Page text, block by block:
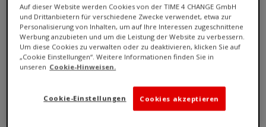
Ort / PLZ
Auf dieser Website werden Cookies von der TIME 4 CHANGE GmbH
und Drittanbietern für verschiedene Zwecke verwendet, etwa zur
Personalisierung von Inhalten, um auf Ihre Interessen zugeschnittene
Werbung anzubieten und um die Leistung der Website zu verbessern.
Um diese Cookies zu verwalten oder zu deaktivieren, klicken Sie auf
„Cookie Einstellungen“. Weitere Informationen finden Sie in
unseren Cookie-Hinweisen.
Cookies akzeptieren
Cookie-Einstellungen